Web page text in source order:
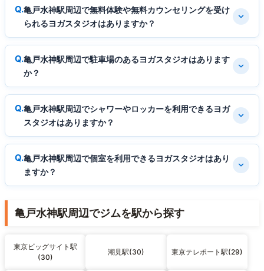
亀戸水神駅周辺で無料体験や無料カウンセリングを受け
られるヨガスタジオはありますか？
亀戸水神駅周辺で駐車場のあるヨガスタジオはあります
か？
亀戸水神駅周辺でシャワーやロッカーを利用できるヨガ
スタジオはありますか？
亀戸水神駅周辺で個室を利用できるヨガスタジオはあり
ますか？
亀戸水神駅周辺でジムを駅から探す
東京ビッグサイト駅
(30)
潮見駅(30) 東京テレポート駅(29)